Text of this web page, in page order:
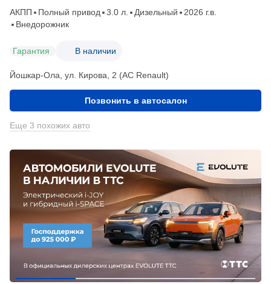
АКПП Полный привод 3.0 л. Дизельный
2026 г.в.
Внедорожник
Гарантия В наличии
Йошкар-Ола, ул. Кирова, 2 (АС Renault)
Позвонить в автосалон
Еще 3 похожих авто